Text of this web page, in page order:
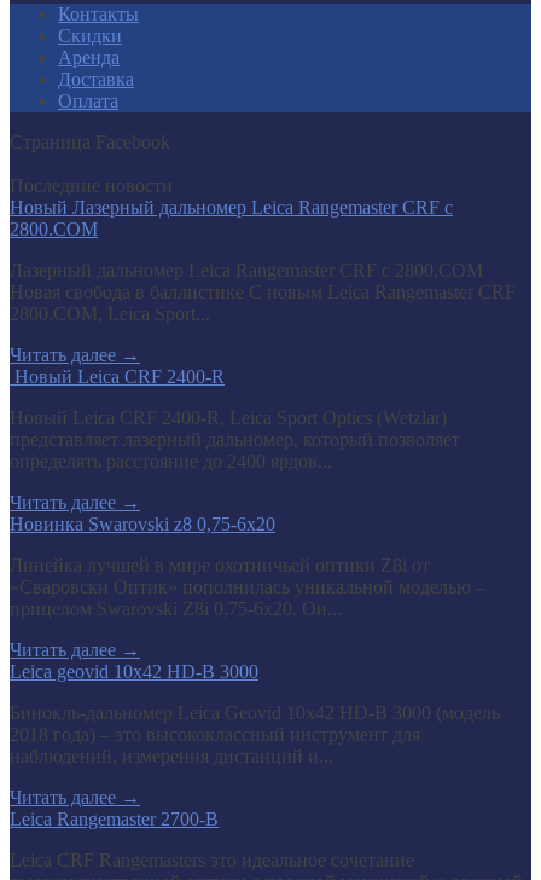
Контакты
Скидки
Аренда
Доставка
Оплата
Страница Facebook
Последние новости
Новый Лазерный дальномер Leica Rangemaster CRF с
2800.COM
Лазерный дальномер Leica Rangemaster CRF с 2800.COM
Новая свобода в баллистике С новым Leica Rangemaster CRF
2800.COM, Leica Sport...
Читать далее →
​ Новый Leica CRF 2400-R
Новый Leica CRF 2400-R, Leica Sport Optics (Wetzlar)
представляет лазерный дальномер, который позволяет
определять расстояние до 2400 ярдов...
Читать далее →
Новинка Swarovski z8 0,75-6x20
Линейка лучшей в мире охотничьей оптики Z8i от
«Сваровски Оптик» пополнилась уникальной моделью –
прицелом Swarovski Z8i 0,75-6x20. Он...
Читать далее →
Leica geovid 10x42 HD-B 3000
Бинокль-дальномер Leica Geovid 10x42 HD-В 3000 (модель
2018 года) – это высококлассный инструмент для
наблюдений, измерения дистанций и...
Читать далее →
Leica Rangemaster 2700-B
Leica CRF Rangemasters это идеальное сочетание